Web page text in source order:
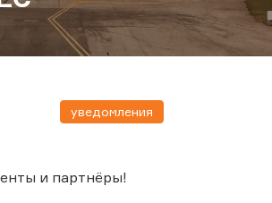
уведомления
и партнёры!